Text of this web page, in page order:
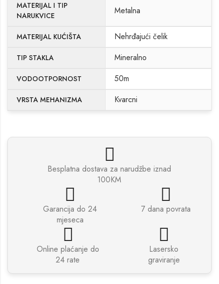
MATERIJAL I TIP
NARUKVICE
Metalna
MATERIJAL KUĆIŠTA Nehrđajući čelik
TIP STAKLA Mineralno
VODOOTPORNOST 50m
VRSTA MEHANIZMA Kvarcni
Besplatna dostava za narudžbe iznad
100KM
Garancija do 24
mjeseca
7 dana povrata
Online plaćanje do
24 rate
Lasersko
graviranje